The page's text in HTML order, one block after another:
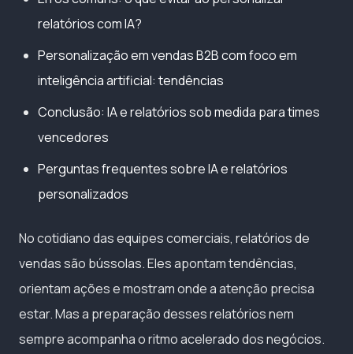
relatórios com IA?
Personalização em vendas B2B com foco em
inteligência artificial: tendências
Conclusão: IA e relatórios sob medida para times
vencedores
Perguntas frequentes sobre IA e relatórios
personalizados
No cotidiano das equipes comerciais, relatórios de
vendas são bússolas. Eles apontam tendências,
orientam ações e mostram onde a atenção precisa
estar. Mas a preparação desses relatórios nem
sempre acompanha o ritmo acelerado dos negócios.